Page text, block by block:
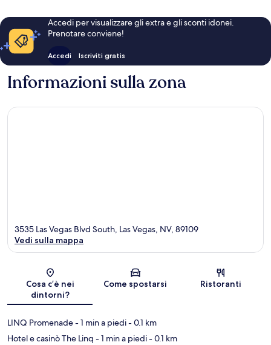
Accedi per visualizzare gli extra e gli sconti idonei.
Prenotare conviene!
Accedi Iscriviti gratis
Informazioni sulla zona
Mappa
3535 Las Vegas Blvd South, Las Vegas, NV, 89109
Vedi sulla mappa
Cosa c’è nei
dintorni?
Come spostarsi Ristoranti
LINQ Promenade- 1 min a piedi- 0.1 km
Hotel e casinò The Linq - 1 min a piedi- 0.1 km